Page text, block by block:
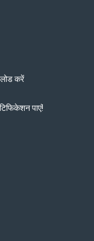
करें
पाएं!